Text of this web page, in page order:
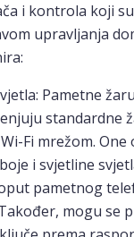
i kontrola koji
upravljanja
Pametne
standardne
Fi mrežom.
i svjetline
pametnog
mogu se